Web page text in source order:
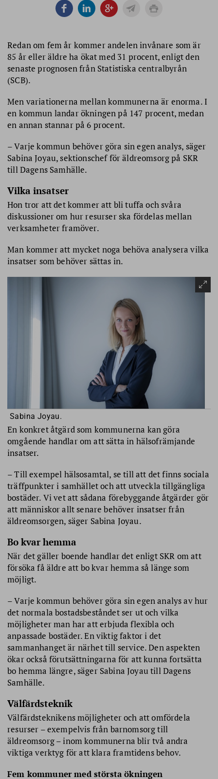
Redan om fem år kommer andelen invånare som är
85 år eller äldre ha ökat med 31 procent, enligt den
senaste prognosen från Statistiska centralbyrån
(SCB).
Men variationerna mellan kommunerna är enorma. I
en kommun landar ökningen på 147 procent, medan
en annan stannar på 6 procent.
– Varje kommun behöver göra sin egen analys, säger
Sabina Joyau, sektionschef för äldreomsorg på SKR
till Dagens Samhälle.
Vilka insatser
Hon tror att det kommer att bli tuffa och svåra
diskussioner om hur resurser ska fördelas mellan
verksamheter framöver.
Man kommer att mycket noga behöva analysera vilka
insatser som behöver sättas in.
Sabina Joyau.
En konkret åtgärd som kommunerna kan göra
omgående handlar om att sätta in hälsofrämjande
insatser.
– Till exempel hälsosamtal, se till att det finns sociala
träffpunkter i samhället och att utveckla tillgängliga
bostäder. Vi vet att sådana förebyggande åtgärder gör
att människor allt senare behöver insatser från
äldreomsorgen, säger Sabina Joyau.
Bo kvar hemma
När det gäller boende handlar det enligt SKR om att
försöka få äldre att bo kvar hemma så länge som
möjligt.
– Varje kommun behöver göra sin egen analys av hur
det normala bostadsbeståndet ser ut och vilka
möjligheter man har att erbjuda flexibla och
anpassade bostäder. En viktig faktor i det
sammanhanget är närhet till service. Den aspekten
ökar också förutsättningarna för att kunna fortsätta
bo hemma längre, säger Sabina Joyau till Dagens
Samhälle.
Välfärdsteknik
Välfärdsteknikens möjligheter och att omfördela
resurser – exempelvis från barnomsorg till
äldreomsorg – inom kommunerna blir två andra
viktiga verktyg för att klara framtidens behov.
Fem kommuner med största ökningen